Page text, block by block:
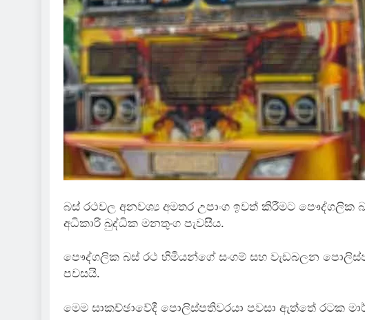
බස් රථවල අනවශ්‍ය අමතර උපාංග ඉවත් කිරීමට
අධිකාරි බුද්ධික මනතුංග පැවසීය.
පෞද්ගලික බස් රථ හිමියන්ගේ සංගම් සහ වැඩබලන
පවසයි.
මෙම සාකච්ඡාවේදී පොලිස්පතිවරයා පවසා ඇත්තේ රටක